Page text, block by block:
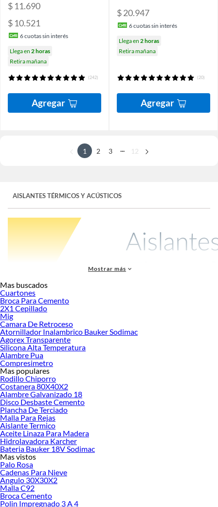
$ 11.690
$ 10.521
6cuotas sin interés
Llega en 2 horas
Retira mañana
(242)
Agregar
$ 20.947
6cuotas sin interés
Llega en 2 horas
Retira mañana
(20)
Agregar
1 2 3 12
AISLANTES TÉRMICOS Y ACÚSTICOS
Los aislantes térmicos y acústicos son materiales diseñados para reducir la
transferencia de calor y minimizar la transmisión de ruido en edificaciones.
Sodimac, encontrarás más de 400 productos de aislación para mejorar la
comodidad y eficiencia energética de cualquier espacio. Ya sea que busques
optimizar el consumo de energía, reducir el impacto del sonido o crear un
ambiente más tranquilo, nuestros aislantes están disponibles en diversas
opciones para satisfacer todas tus necesidades. Algunos de estos productos
también funcionan como aislante de sonido, proporcionando un confort
integral.
Puntos clave:
Los aislantes térmicos reducen pérdidas de calor en invierno y el ingreso
de calor en verano.
Los aislantes acústicos absorben el sonido y disminuyen la transmisión de
ruido.
Materiales como lana de vidrio, lana de poliéster y poliestireno expandido
ofrecen funciones térmicas, acústicas o ambas.
Elegir el espesor y valor R adecuado depende de la zona climática y
aplicación (techos, muros, pisos).
Comparativa de Materiales Aislantes
Mostrar más
Mas buscados
Cuartones
Broca Para Cemento
2X1 Cepillado
Mig
Camara De Retroceso
Atornillador Inalambrico Bauker Sodimac
Agorex Transparente
Silicona Alta Temperatura
Alambre Pua
Compresimetro
Mas populares
Rodillo Chiporro
Costanera 80X40X2
Alambre Galvanizado 18
Disco Desbaste Cemento
Plancha De Terciado
Malla Para Rejas
Aislante Termico
Aceite Linaza Para Madera
Hidrolavadora Karcher
Bateria Bauker 18V Sodimac
Mas vistos
Palo Rosa
Cadenas Para Nieve
Angulo 30X30X2
Malla C92
Broca Cemento
Polin Impregnado 3 A 4